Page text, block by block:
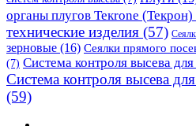
органы плугов Текrоne (Текрон)
технические изделия (57)
зерновые (16) Сеялки прямого
(7) Система контроля высева
Система контроля высева
(59)